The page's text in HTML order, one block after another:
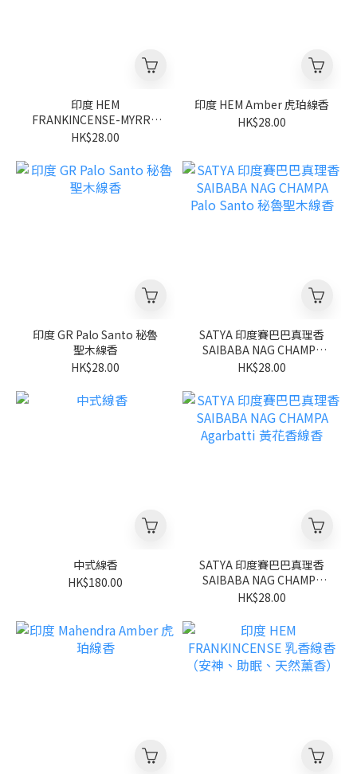
印度 HEM
FRANKINCENSE-MYRRH
乳香沒藥線香（安神、助
HK$28.00
印度 HEM Amber 虎珀線香
HK$28.00
印度 GR Palo Santo 秘魯
聖木線香
HK$28.00
SATYA 印度賽巴巴真理香
SAIBABA NAG CHAMPA
Palo Santo 秘魯聖木線香
HK$28.00
中式線香
HK$180.00
SATYA 印度賽巴巴真理香
SAIBABA NAG CHAMPA
Agarbatti 黃花香線香
HK$28.00